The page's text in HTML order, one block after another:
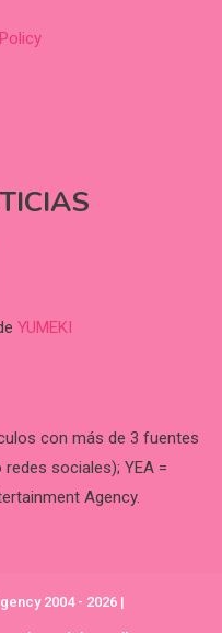
YUMEKI
con más de 3 fuentes
sociales); YEA =
Agency.
2004 - 2026 |